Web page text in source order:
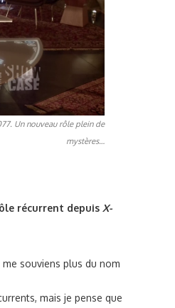
Un nouveau rôle plein de
mystères…
récurrent depuis X-
souviens plus du nom
mais je pense que